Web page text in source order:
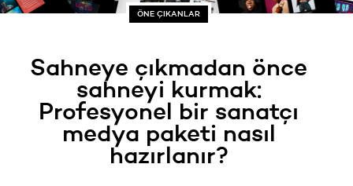
ÖNE ÇIKANLAR
Sahneye çıkmadan önce
sahneyi kurmak:
Profesyonel bir sanatçı
medya paketi nasıl
hazırlanır?